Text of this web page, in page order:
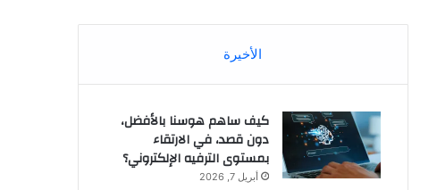
الأخيرة
كيف ساهم هوسنا بالأفضل،
دون قصد، في الارتقاء
بمستوى الترفيه الإلكتروني؟
أبريل 7, 2026